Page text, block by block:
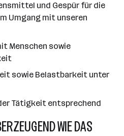
und Gespür für die
Umgang mit unseren
Menschen sowie
sowie Belastbarkeit unter
Tätigkeit entsprechend
WIE DAS